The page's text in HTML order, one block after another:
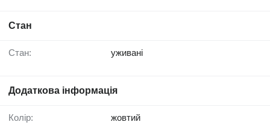
Стан
Стан: уживані
Додаткова інформація
Колір: жовтий